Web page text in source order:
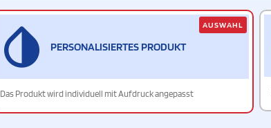
PERSONALISIERTES PRODUKT
Das Produkt wird individuell mit Aufdruck angepasst
AUSWAHL